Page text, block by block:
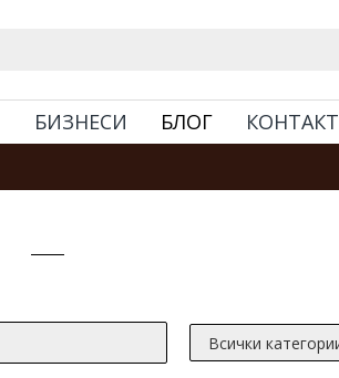
БИЗНЕСИ БЛОГ КОНТАКТ